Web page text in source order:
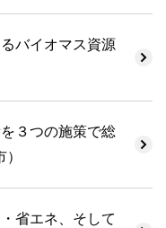
バイオマス資源
３つの施策で総
省エネ、そして